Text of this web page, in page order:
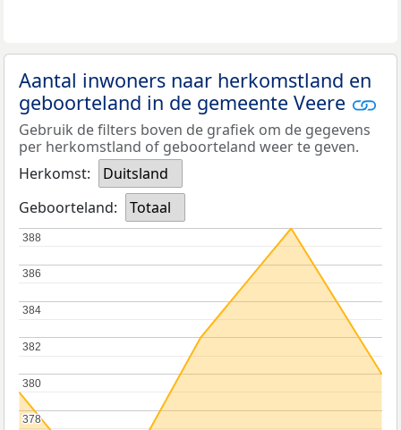
Aantal inwoners naar herkomstland en
geboorteland in de gemeente Veere
Gebruik de filters boven de grafiek om de gegevens
per herkomstland of geboorteland weer te geven.
Herkomst:
Duitsland
Geboorteland:
Totaal
378
378
380
380
382
382
384
384
386
386
388
388